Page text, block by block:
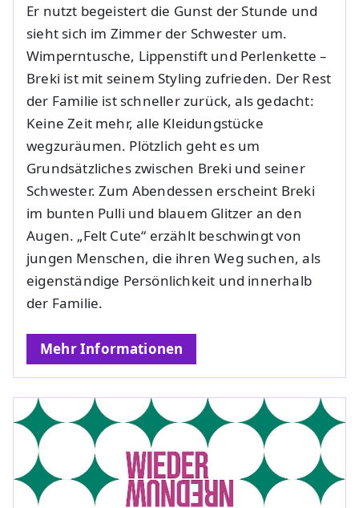
Er nutzt begeistert die Gunst der Stunde und
sieht sich im Zimmer der Schwester um.
Wimperntusche, Lippenstift und Perlenkette –
Breki ist mit seinem Styling zufrieden. Der Rest
der Familie ist schneller zurück, als gedacht:
Keine Zeit mehr, alle Kleidungstücke
wegzuräumen. Plötzlich geht es um
Grundsätzliches zwischen Breki und seiner
Schwester. Zum Abendessen erscheint Breki
im bunten Pulli und blauem Glitzer an den
Augen. „Felt Cute“ erzählt beschwingt von
jungen Menschen, die ihren Weg suchen, als
eigenständige Persönlichkeit und innerhalb
der Familie.
Mehr Informationen